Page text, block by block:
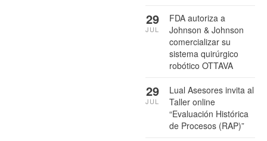
FDA autoriza a
Johnson & Johnson
comercializar su
sistema quirúrgico
robótico OTTAVA
29
JUL
Lual Asesores invita al
Taller online
“Evaluación Histórica
de Procesos (RAP)”
29
JUL